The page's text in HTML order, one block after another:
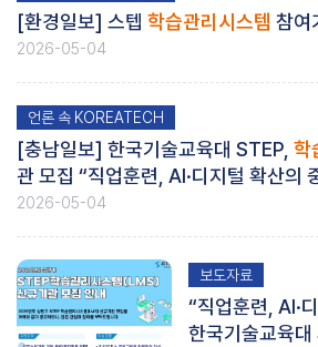
[환경일보] 스텝 학습관리시스템 참여
2026-05-04
언론 속 KOREATECH
[충남일보] 한국기술교육대 STEP, 학
관 모집 “직업훈련, AI·디지털 확산의
2026-05-04
보도자료
“직업훈련, AI·
한국기술교육대